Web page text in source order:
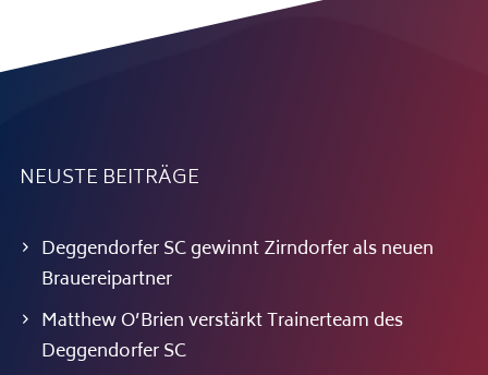
NEUSTE BEITRÄGE
Deggendorfer SC gewinnt Zirndorfer als neuen
Brauereipartner
Matthew O’Brien verstärkt Trainerteam des
Deggendorfer SC